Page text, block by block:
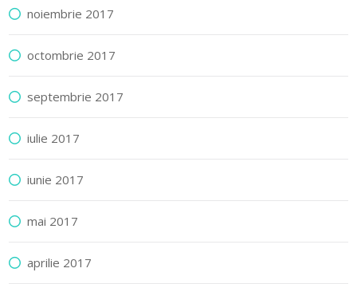
noiembrie 2017
octombrie 2017
septembrie 2017
iulie 2017
iunie 2017
mai 2017
aprilie 2017